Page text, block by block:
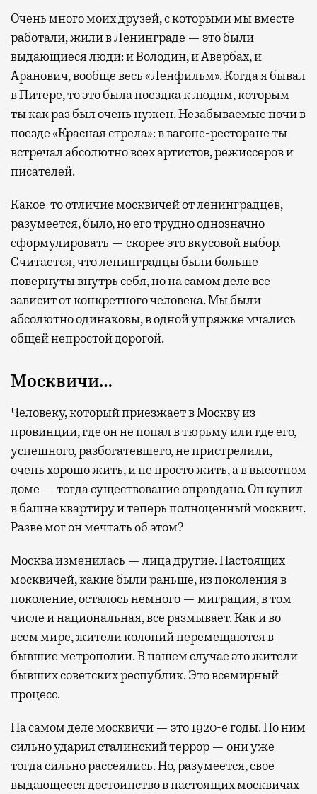
Очень много моих друзей, с которыми мы вместе
работали, жили в Ленинграде — это были
выдающиеся люди: и Володин, и Авербах, и
Аранович, вообще весь «Ленфильм». Когда я бывал
в Питере, то это была поездка к людям, которым
ты как раз был очень нужен. Незабываемые ночи в
поезде «Красная стрела»: в вагоне-ресторане ты
встречал абсолютно всех артистов, режиссеров и
писателей.
Какое-то отличие москвичей от ленинградцев,
разумеется, было, но его трудно однозначно
сформулировать — скорее это вкусовой выбор.
Считается, что ленинградцы были больше
повернуты внутрь себя, но на самом деле все
зависит от конкретного человека. Мы были
абсолютно одинаковы, в одной упряжке мчались
общей непростой дорогой.
Москвичи…
Человеку, который приезжает в Москву из
провинции, где он не попал в тюрьму или где его,
успешного, разбогатевшего, не пристрелили,
очень хорошо жить, и не просто жить, а в высотном
доме — тогда существование оправдано. Он купил
в башне квартиру и теперь полноценный москвич.
Разве мог он мечтать об этом?
Москва изменилась — лица другие. Настоящих
москвичей, какие были раньше, из поколения в
поколение, осталось немного — миграция, в том
числе и национальная, все размывает. Как и во
всем мире, жители колоний перемещаются в
бывшие метрополии. В нашем случае это жители
бывших советских республик. Это всемирный
процесс.
На самом деле москвичи — это 1920-е годы. По ним
сильно ударил сталинский террор — они уже
тогда сильно рассеялись. Но, разумеется, свое
выдающееся достоинство в настоящих москвичах